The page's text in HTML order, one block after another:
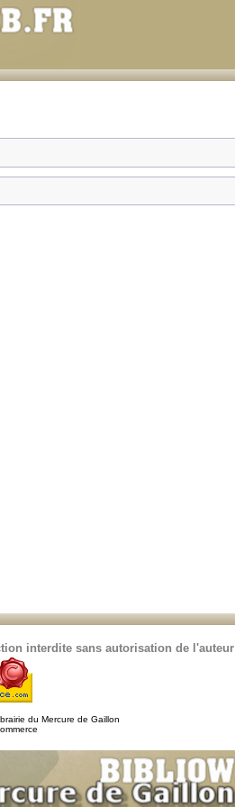
interdite sans autorisation de l'auteur
du Mercure de Gaillon